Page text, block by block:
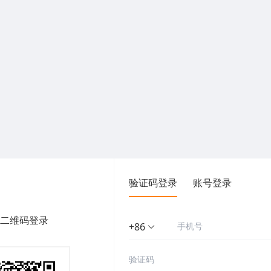
维码登录
验证码登录 账号登录
+86